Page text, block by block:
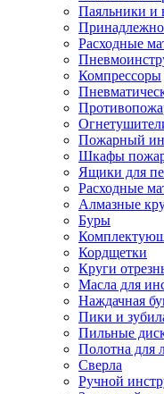
Паяльники и
Расходные
Компрессоры
Пожарный
Шкафы
Ящики для
Расходные
Алмазные
Буры
Кордщетки
Круги
Масла для
Наждачная
Пики и
Пильные
Полотна для
Сверла
Ручной